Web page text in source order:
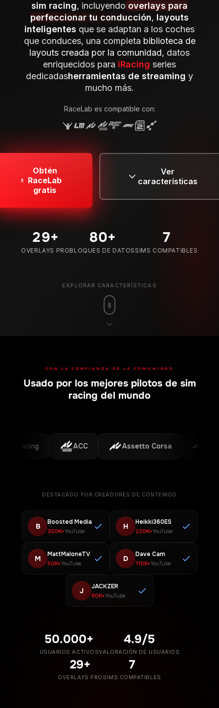
sim racing, incluyendo overlays para
perfeccionar tu conducción, layouts
inteligentes que se adaptan a los coches
que conduces, una completa biblioteca de
layouts creada por la comunidad, datos
enriquecidos para iRacing series
dedicadasherramientas de streaming y
mucho más.
RaceLab es compatible con:
Obtén
RaceLab
gratis
Ver
características
29+
OVERLAYS PRO
80+
BLOQUES DE DATOS
7
SIMS COMPATIBLES
EXPLORAR CARACTERÍSTICAS
CON LA CONFIANZA DE LA COMUNIDAD
Usado por los mejores pilotos de sim
racing del mundo
iRacing ACC Assetto Corsa F1
DESTACADO POR CREADORES DE CONTENIDO
B Boosted Media
350K+YouTube
H Heikki360ES
220K+YouTube
M MattMaloneTV
50K+YouTube
D Dave Cam
110K+YouTube
J JACKZER
80K+YouTube
50.000+
USUARIOS ACTIVOS
4.9/5
VALORACIÓN DE USUARIOS
29+
OVERLAYS PRO
7
SIMS COMPATIBLES